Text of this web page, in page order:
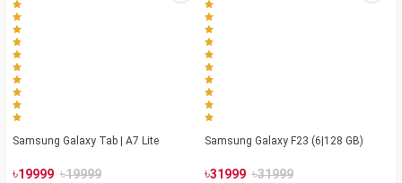
Samsung Galaxy Tab | A7 Lite
৳19999 ৳19999
Samsung Galaxy F23 (6|128 GB)
৳31999 ৳31999